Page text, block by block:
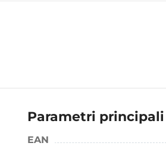
Parametri principali
EAN